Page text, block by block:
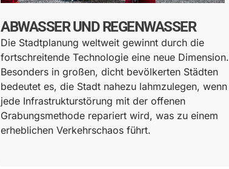
ABWASSER UND REGENWASSER
Die Stadtplanung weltweit gewinnt durch die
fortschreitende Technologie eine neue Dimension.
Besonders in großen, dicht bevölkerten Städten
bedeutet es, die Stadt nahezu lahmzulegen, wenn
jede Infrastrukturstörung mit der offenen
Grabungsmethode repariert wird, was zu einem
erheblichen Verkehrschaos führt.